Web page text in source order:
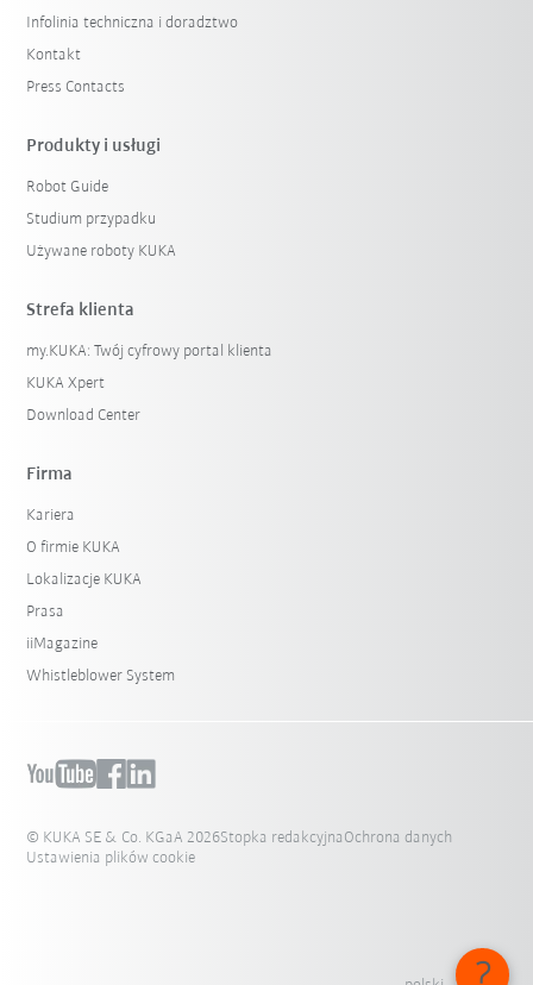
Infolinia techniczna i doradztwo
Kontakt
Press Contacts
Produkty i usługi
Robot Guide
Studium przypadku
Używane roboty KUKA
Strefa klienta
my.KUKA: Twój cyfrowy portal klienta
KUKA Xpert
Download Center
Firma
Kariera
O firmie KUKA
Lokalizacje KUKA
Prasa
iiMagazine
Whistleblower System
© KUKA SE & Co. KGaA 2026Stopka redakcyjna Ochrona danych
Ustawienia plików cookie